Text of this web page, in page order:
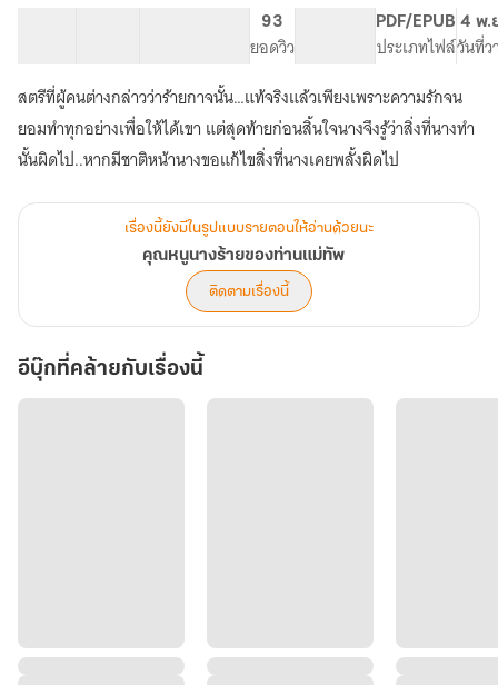
หนู
นาง
ร้าย
ของ
ท่าน
แม่ทัพ
93
ยอดวิว
PDF/EPUB
ประเภทไฟล์
4 พ.
วันที่ว
สตรีที่ผู้คนต่างกล่าวว่าร้ายกาจนั้น…แท้จริงแล้วเพียงเพราะความรักจน
ยอมทำทุกอย่างเพื่อให้ได้เขา แต่สุดท้ายก่อนสิ้นใจนางจึงรู้ว่าสิ่งที่นางทำ
นั้นผิดไป..หากมีชาติหน้านางขอแก้ไขสิ่งที่นางเคยพลั้งผิดไป
เรื่องนี้ยังมีในรูปแบบรายตอนให้อ่านด้วยนะ
คุณหนูนางร้ายของท่านแม่ทัพ
ติดตามเรื่องนี้
อีบุ๊กที่คล้ายกับเรื่องนี้